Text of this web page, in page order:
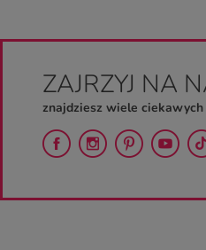
ZAJRZYJ NA
znajdziesz wiele